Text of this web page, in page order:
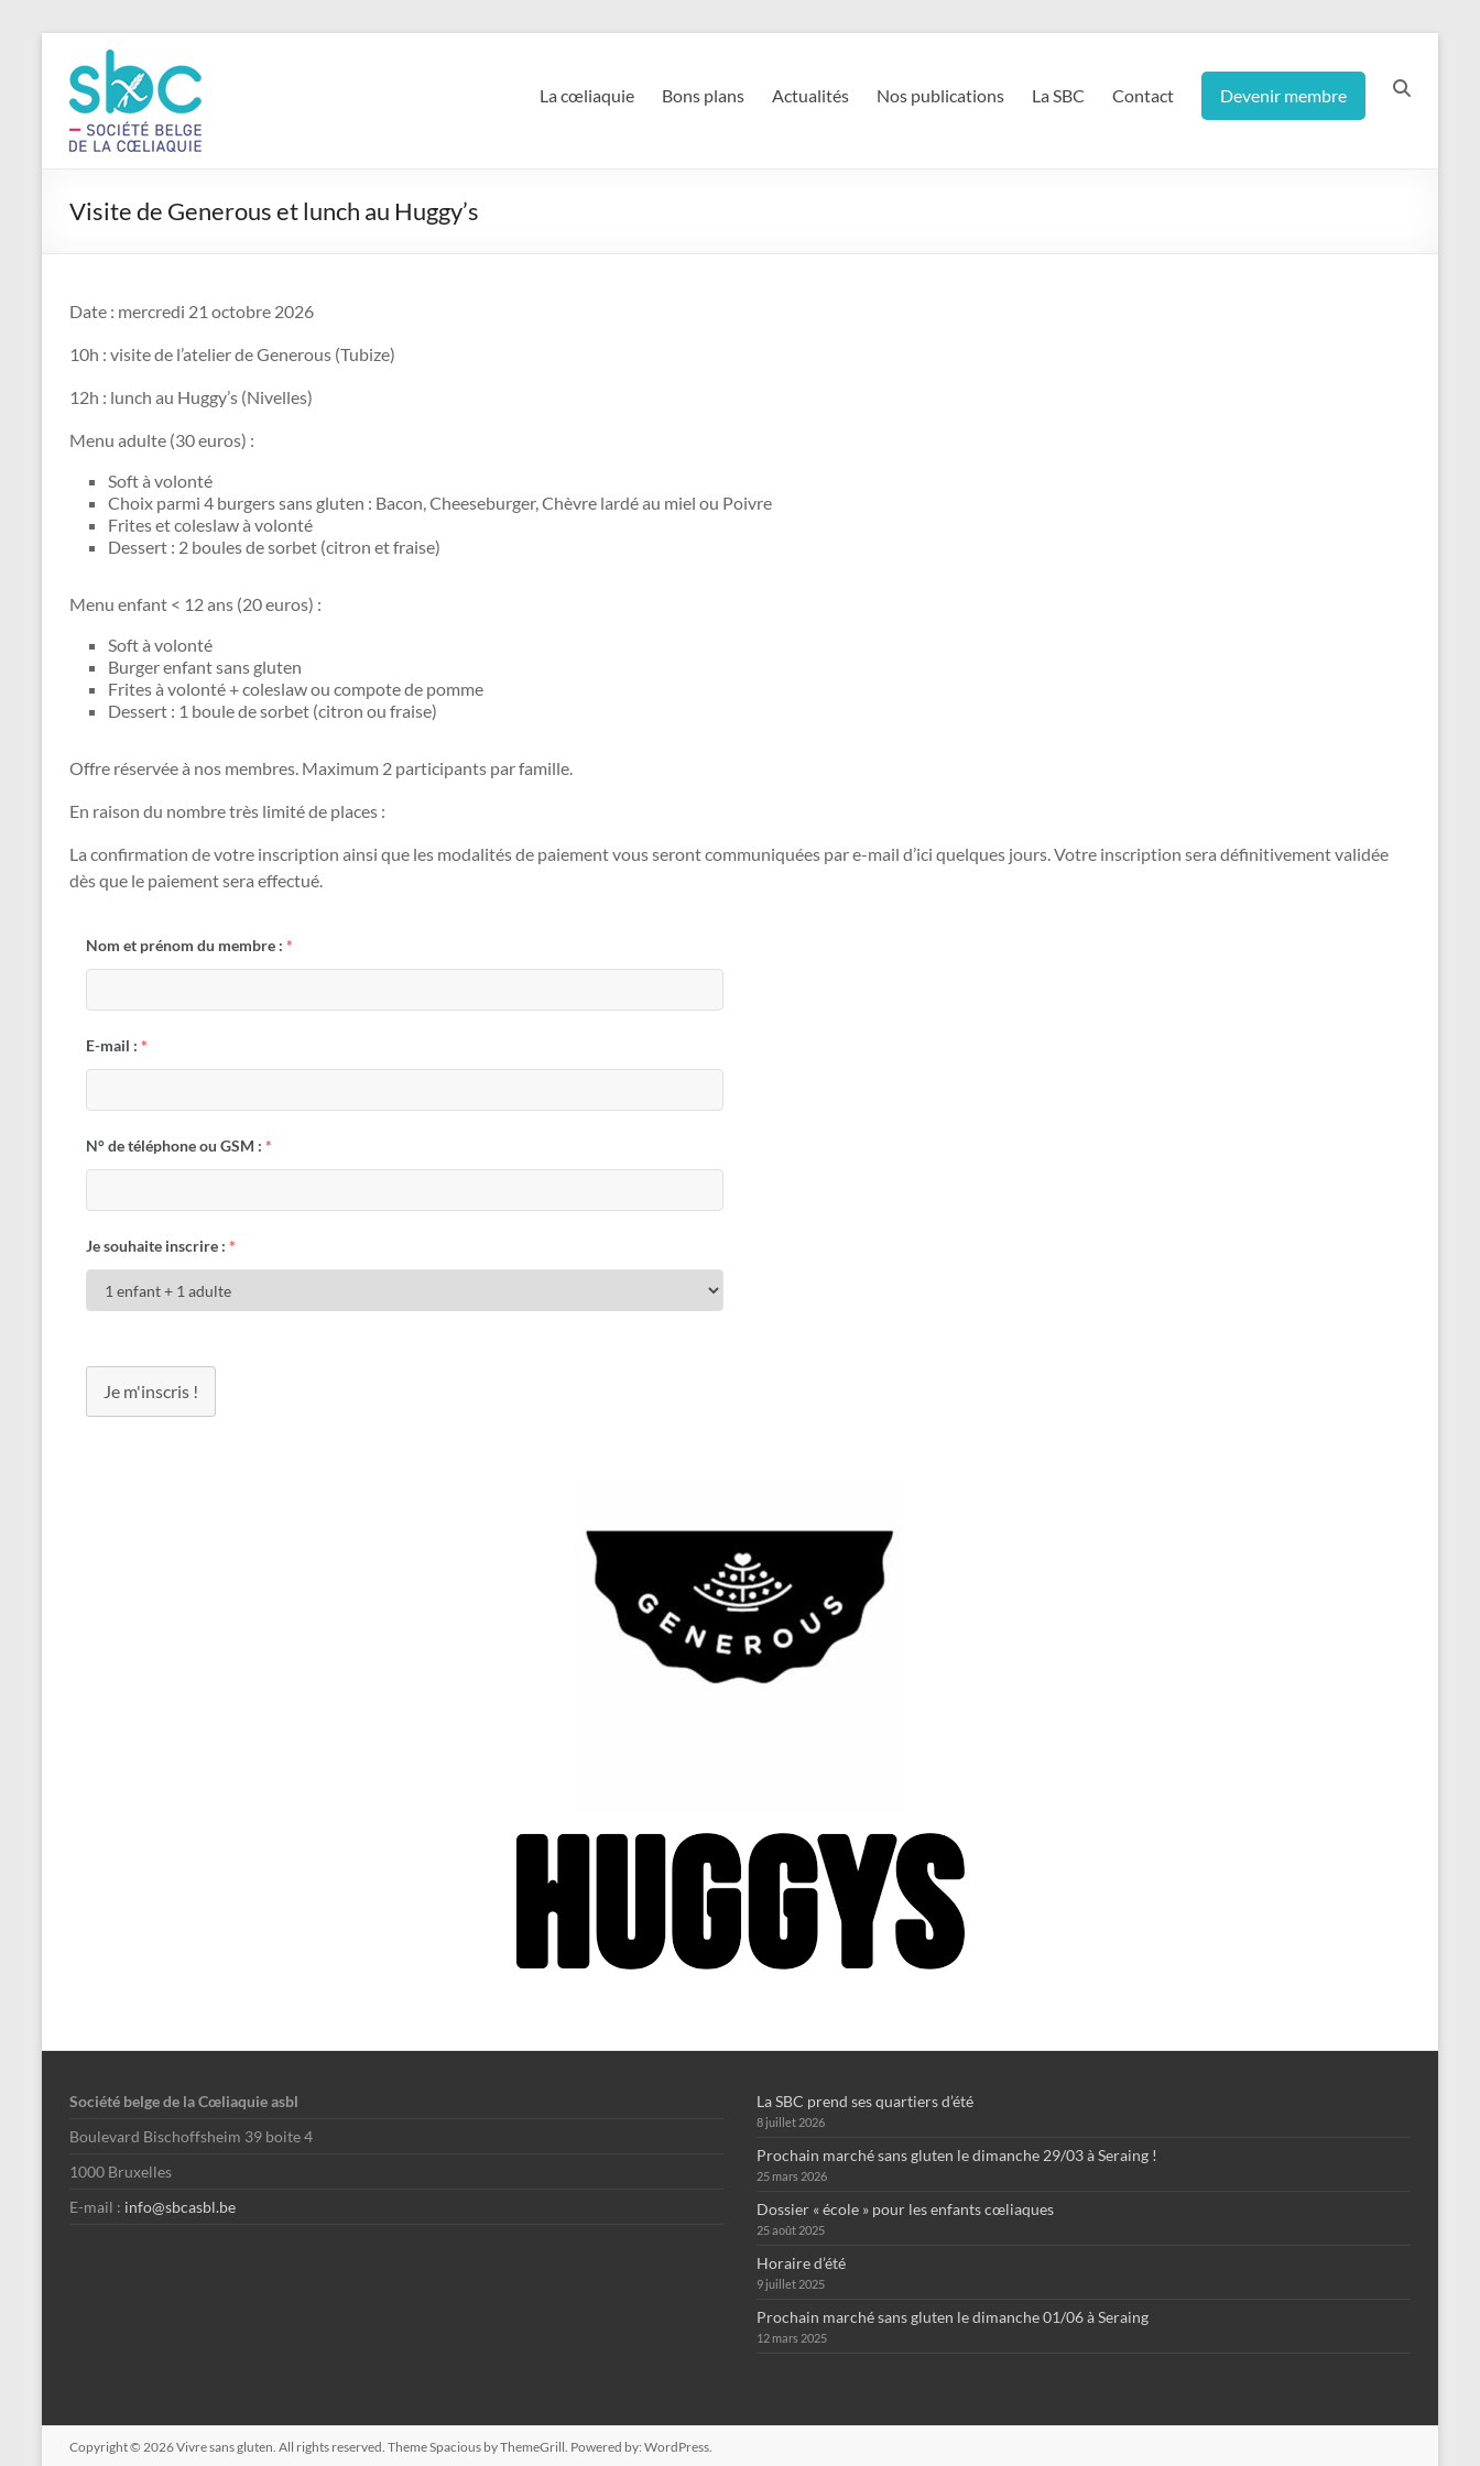
contenu
Vivre
sans
gluten
Société
Cœliaquie
La cœliaquie Bons plans Actualités Nos publications La SBC Contact Devenir membre
Visite de Generous et lunch au Huggy’s
Date : mercredi 21 octobre 2026
10h : visite de l’atelier de Generous (Tubize)
12h : lunch au Huggy’s (Nivelles)
Menu adulte (30 euros) :
Soft à volonté
Choix parmi 4 burgers sans gluten : Bacon, Cheeseburger, Chèvre lardé au miel ou Poivre
Frites et coleslaw à volonté
Dessert : 2 boules de sorbet (citron et fraise)
Menu enfant < 12 ans (20 euros) :
Soft à volonté
Burger enfant sans gluten
Frites à volonté + coleslaw ou compote de pomme
Dessert : 1 boule de sorbet (citron ou fraise)
Offre réservée à nos membres. Maximum 2 participants par famille.
En raison du nombre très limité de places :
La confirmation de votre inscription ainsi que les modalités de paiement vous seront communiquées par e-mail d’ici quelques jours. Votre inscription sera définitivement validée
dès que le paiement sera effectué.
Nom et prénom du membre : *
E-mail : *
N° de téléphone ou GSM : *
Je souhaite inscrire : *
Je m'inscris !
Société belge de la Cœliaquie asbl
Boulevard Bischoffsheim 39 boite 4
1000 Bruxelles
E-mail : info@sbcasbl.be
La SBC prend ses quartiers d’été
8 juillet 2026
Prochain marché sans gluten le dimanche 29/03 à Seraing !
25 mars 2026
Dossier « école » pour les enfants cœliaques
25 août 2025
Horaire d’été
9 juillet 2025
Prochain marché sans gluten le dimanche 01/06 à Seraing
12 mars 2025
Copyright © 2026Vivre sans gluten. All rights reserved. ThemeSpacious by ThemeGrill. Powered by: WordPress.